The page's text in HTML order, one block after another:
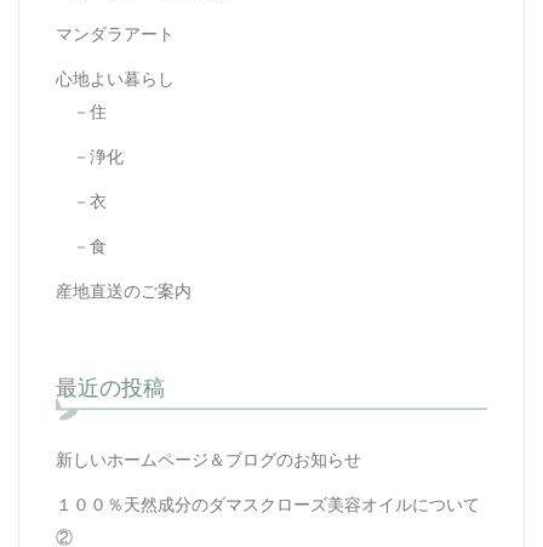
マンダラアート
心地よい暮らし
－住
－浄化
－衣
－食
産地直送のご案内
最近の投稿
新しいホームページ＆ブログのお知らせ
１００％天然成分のダマスクローズ美容オイルについて
②